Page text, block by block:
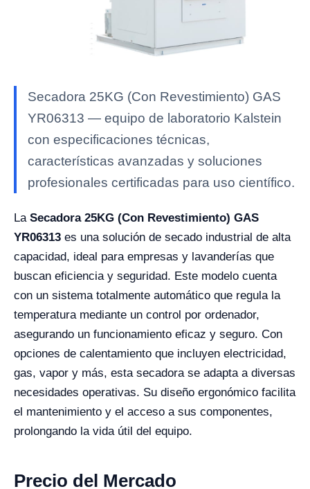
Secadora 25KG (Con Revestimiento) GAS
YR06313 — equipo de laboratorio Kalstein
con especificaciones técnicas,
características avanzadas y soluciones
profesionales certificadas para uso científico.
La Secadora 25KG (Con Revestimiento) GAS
YR06313 es una solución de secado industrial de alta
capacidad, ideal para empresas y lavanderías que
buscan eficiencia y seguridad. Este modelo cuenta
con un sistema totalmente automático que regula la
temperatura mediante un control por ordenador,
asegurando un funcionamiento eficaz y seguro. Con
opciones de calentamiento que incluyen electricidad,
gas, vapor y más, esta secadora se adapta a diversas
necesidades operativas. Su diseño ergonómico facilita
el mantenimiento y el acceso a sus componentes,
prolongando la vida útil del equipo.
Precio del Mercado